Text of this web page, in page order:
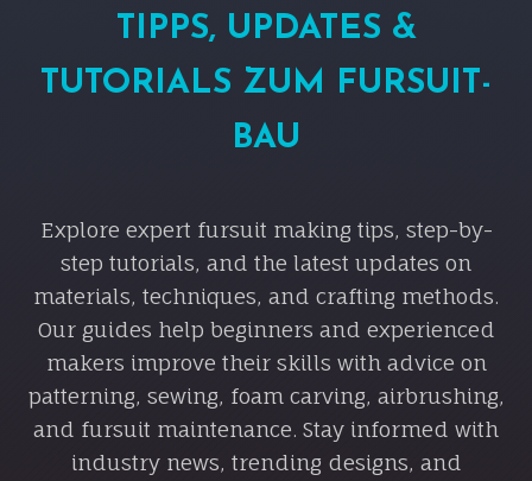
TIPPS, UPDATES &
TUTORIALS ZUM FURSUIT-
BAU
Explore expert fursuit making tips, step-by-
step tutorials, and the latest updates on
materials, techniques, and crafting methods.
Our guides help beginners and experienced
makers improve their skills with advice on
patterning, sewing, foam carving, airbrushing,
and fursuit maintenance. Stay informed with
industry news, trending designs, and